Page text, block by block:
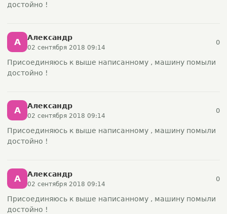
достойно !
А Александр
02 сентября 2018 09:14
0
Присоединяюсь к выше написанному , машину помыли
достойно !
А Александр
02 сентября 2018 09:14
0
Присоединяюсь к выше написанному , машину помыли
достойно !
А Александр
02 сентября 2018 09:14
0
Присоединяюсь к выше написанному , машину помыли
достойно !